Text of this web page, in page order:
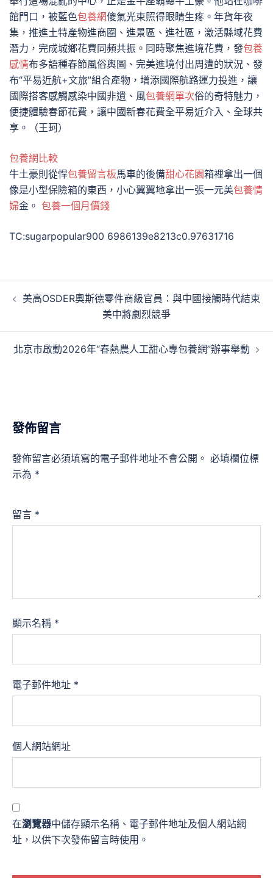
館門口，被藍色包養網傻氣光束照得眼睛生疼。年貨年夜
集，推進土特產物進商圈、進景區、進社區，激活縣域花費
潛力，完成城鄉花費同頻共振。同時聚焦進境花費，發包養
感情布多語種春節風俗輿圖、完美進境付出周遭的狀況、發
布“平易近航+文旅”組合產物，增添國際航路運力投進，讓
國際搭客感觸感染中國非遺、風包養網單次俗的奇特魅力，
便捷體驗春節花費，讓中國新春花費全平易近介入、全球共
享。（王珂）
包養網比較
牛土豪則從悍包養留言板馬車的後備甜心花園箱裡拿出一個
像是小型保險箱的東西，小心翼翼地拿出一張一元美包養情
婦金。 包養一個月價錢
TC:sugarpopular900 6986139e8213c0.97631716
章
美高OSDER奧斯德零件商級官員：與中國接觸時代結束
美中將劇烈競爭
北京市啟動2026年“春熱農人工甜心專包養網”辦事舉動
發佈留言
發佈留言必須填寫的電子郵件地址不會公開。 必填欄位標
示為 *
留言 *
顯示名稱 *
電子郵件地址 *
個人網站網址
在瀏覽器中儲存顯示名稱、電子郵件地址及個人網站網
址，以供下次發佈留言時使用。